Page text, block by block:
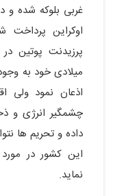
غربی بلوکه شده و
اوکراین پرداخت
میلادی خود به
اذعان نمود ولی
چشمگیر انرژی و
داده و تحریم ها
این کشور در
نماید.